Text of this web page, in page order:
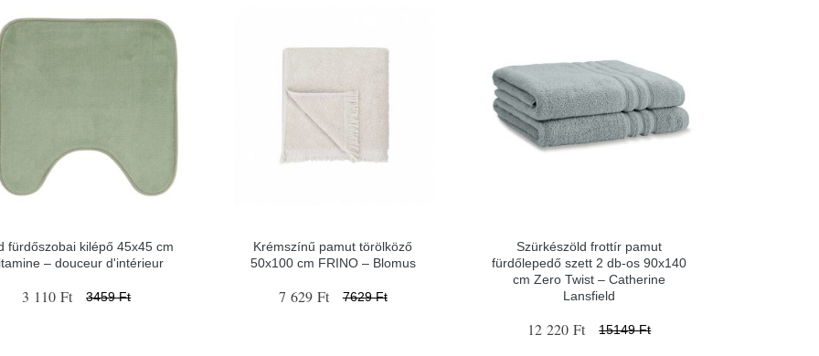
fürdőszobai kilépő 45x45 cm
– douceur d'intérieur
3 110 Ft 3459 Ft
Krémszínű pamut törölköző
50x100 cm FRINO – Blomus
7 629 Ft 7629 Ft
Szürkészöld frottír pamut
fürdőlepedő szett 2 db-os 90x140
cm Zero Twist – Catherine
Lansfield
12 220 Ft 15149 Ft